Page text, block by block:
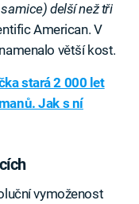
delší než tři
American. V
větší kost.
stará 2 000 let
Jak s ní
vymoženost